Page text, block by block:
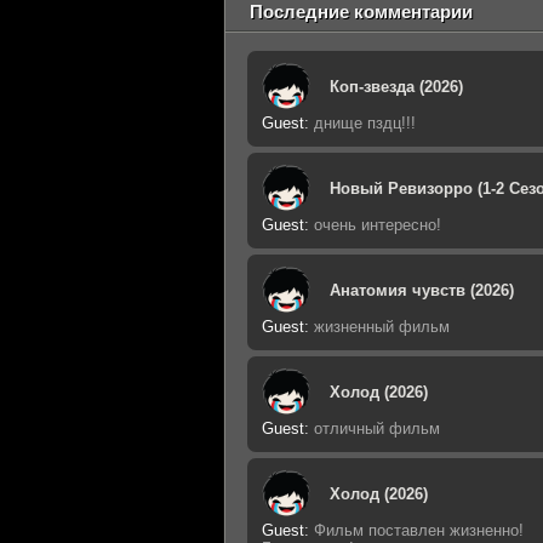
Последние комментарии
Коп-звезда (2026)
Guest: днище пздц!!!
Новый Ревизорро (1-2
Guest: очень интересно!
Анатомия чувств (2026)
Guest: жизненный фильм
Холод (2026)
Guest: отличный фильм
Холод (2026)
Guest: Фильм поставлен жизненно!